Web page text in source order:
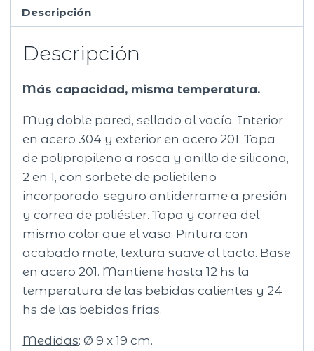
Descripción
Descripción
Más capacidad, misma temperatura.
Mug doble pared, sellado al vacío. Interior
en acero 304 y exterior en acero 201. Tapa
de polipropileno a rosca y anillo de silicona,
2 en 1, con sorbete de polietileno
incorporado, seguro antiderrame a presión
y correa de poliéster. Tapa y correa del
mismo color que el vaso. Pintura con
acabado mate, textura suave al tacto. Base
en acero 201. Mantiene hasta 12 hs la
temperatura de las bebidas calientes y 24
hs de las bebidas frías.
Medidas: Ø 9 x 19 cm.